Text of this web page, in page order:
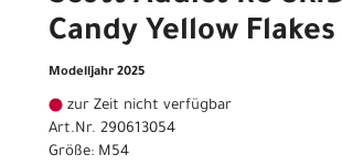
Candy Yellow
Modelljahr 2025
zur Zeit nicht verfügbar
Art.Nr. 290613054
Größe: M54